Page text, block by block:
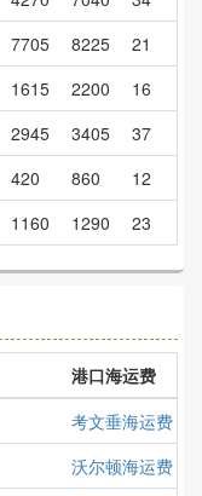
7705 8225
21
1615 2200
16
2945 3405
37
420 860
12
1160 1290 23
港口海运费
考文垂海运费
沃尔顿海运费